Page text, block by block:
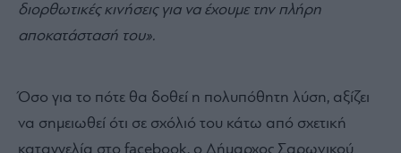
διορθωτικές κινήσεις για να έχουμε την πλήρη
αποκατάστασή του».
Όσο για το πότε θα δοθεί η πολυπόθητη λύση, αξίζει
να σημειωθεί ότι σε σχόλιό του κάτω από σχετική
καταγγελία στο facebook, ο Δήμαρχος Σαρωνικού